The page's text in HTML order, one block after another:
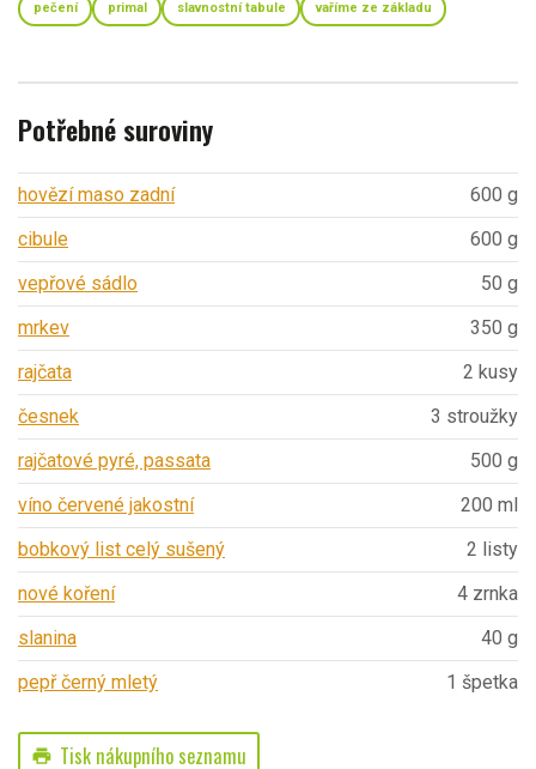
pečení primal slavnostní tabule vaříme ze základu
Potřebné suroviny
hovězí maso zadní
600 g
cibule
600 g
vepřové sádlo
50 g
mrkev
350 g
rajčata
2 kusy
česnek
3 stroužky
rajčatové pyré, passata
500 g
víno červené jakostní
200 ml
bobkový list celý sušený
2 listy
nové koření
4 zrnka
slanina
40 g
pepř černý mletý
1 špetka
print Tisk nákupního seznamu